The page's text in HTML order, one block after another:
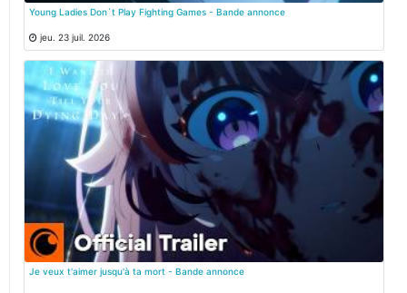
Young Ladies Don`t Play Fighting Games - Bande annonce
jeu. 23 juil. 2026
Je veux t'aimer jusqu'à ta mort - Bande annonce